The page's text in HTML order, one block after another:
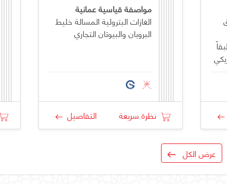
مواصفة قياسية عمانية
الغازات البترولية المسالة خليط
البروبان والبيوتان التجاري
نظرة سريعة التفاصيل
عرض الكل